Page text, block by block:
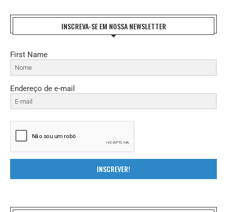
INSCREVA-SE EM NOSSA NEWSLETTER
First Name
Endereço de e-mail
INSCREVER!